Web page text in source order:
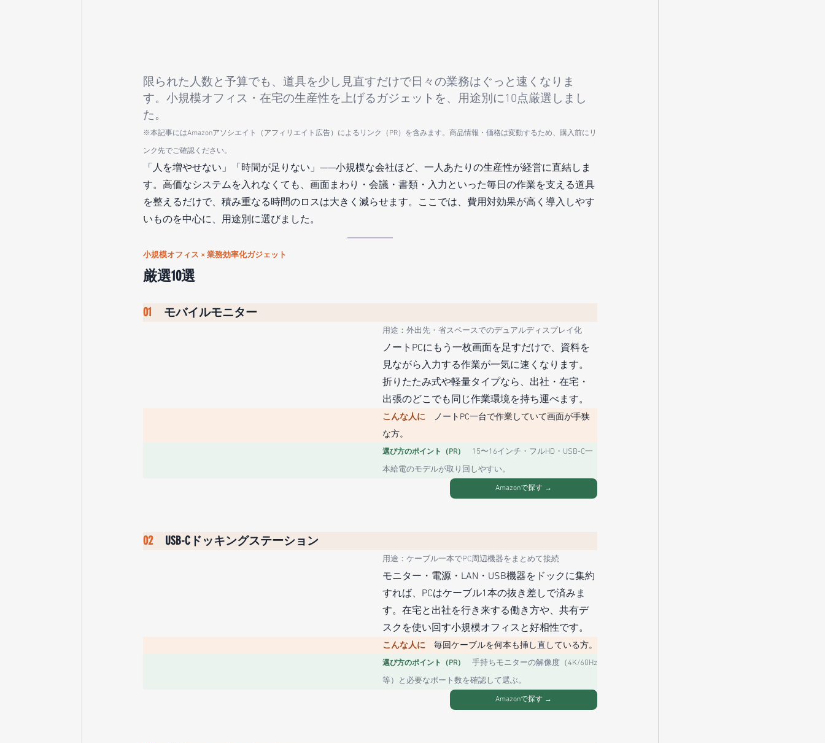
限られた人数と予算でも、道具を少し見直すだけで日々の業務はぐっと速くなりま
す。小規模オフィス・在宅の生産性を上げるガジェットを、用途別に10点厳選しまし
た。
※本記事にはAmazonアソシエイト（アフィリエイト広告）によるリンク（PR）を含みます。商品情報・価格は変動するため、購入前にリ
ンク先でご確認ください。
「人を増やせない」「時間が足りない」——小規模な会社ほど、一人あたりの生産性が経営に直結しま
す。高価なシステムを入れなくても、画面まわり・会議・書類・入力といった毎日の作業を支える道具
を整えるだけで、積み重なる時間のロスは大きく減らせます。ここでは、費用対効果が高く導入しやす
いものを中心に、用途別に選びました。
小規模オフィス × 業務効率化ガジェット
厳選10選
01 モバイルモニター
用途：外出先・省スペースでのデュアルディスプレイ化
ノートPCにもう一枚画面を足すだけで、資料を
見ながら入力する作業が一気に速くなります。
折りたたみ式や軽量タイプなら、出社・在宅・
出張のどこでも同じ作業環境を持ち運べます。
こんな人に
ノートPC一台で作業していて画面が手狭
な方。
選び方のポイント（PR） 15〜16インチ・フルHD・USB-C一
本給電のモデルが取り回しやすい。
Amazonで探す →
02 USB-Cドッキングステーション
用途：ケーブル一本でPC周辺機器をまとめて接続
モニター・電源・LAN・USB機器をドックに集約
すれば、PCはケーブル1本の抜き差しで済みま
す。在宅と出社を行き来する働き方や、共有デ
スクを使い回す小規模オフィスと好相性です。
こんな人に 毎回ケーブルを何本も挿し直している方。
選び方のポイント（PR） 手持ちモニターの解像度（4K/60Hz
等）と必要なポート数を確認して選ぶ。
Amazonで探す →